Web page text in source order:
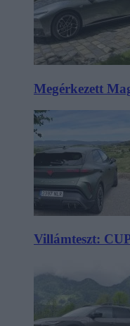
Megérkezett
Villámteszt: